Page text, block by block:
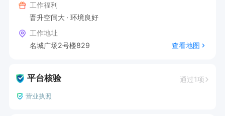
工作福利
晋升空间大
环境良好
工作地址
名城广场2号楼829
查看地图
平台核验 通过1项
营业执照